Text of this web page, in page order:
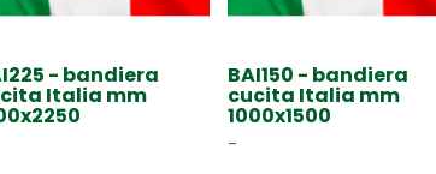
- bandiera
Italia mm
BAI150 - bandiera
cucita Italia mm
1000x1500
-